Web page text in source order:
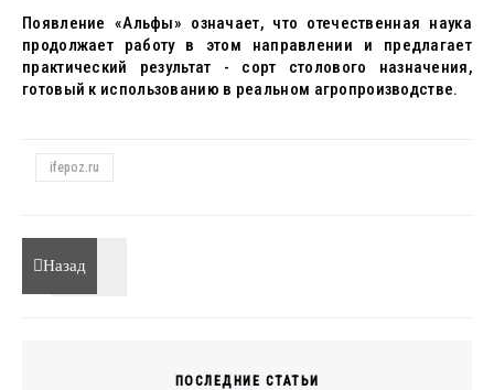
Появление «Альфы» означает, что отечественная наука
продолжает работу в этом направлении и предлагает
практический результат - сорт столового назначения,
готовый к использованию в реальном агропроизводстве.
ifepoz.ru
Назад
ПОСЛЕДНИЕ СТАТЬИ